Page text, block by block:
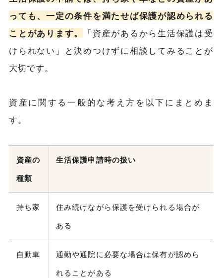
っても、一定の条件を満たせば保護が認められる
ことがあります。
「資産があるから生活保護は受
けられない」と決めつけずに相談してみることが
大切です。
資産に関する一般的な考え方を以下にまとめま
す。
資産の
種類
生活保護申請時の扱い
持ち家 住み続けながら保護を受けられる場合が
ある
自動車 通勤や通院に必要な場合は保有が認めら
れることがある